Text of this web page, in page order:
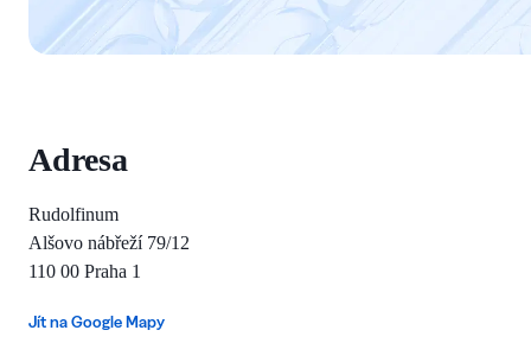
Adresa
Rudolfinum
Alšovo nábřeží 79/12
110 00 Praha 1
Jít na Google Mapy